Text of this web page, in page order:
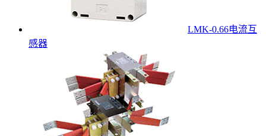
LMK-0.66电流互
感器